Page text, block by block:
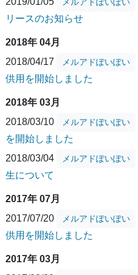
リースのお知らせ
2018年 04月
2018/04/17
メルアドぽいぽい
供用を開始しました
2018年 03月
2018/03/10
メルアドぽいぽい
を開始しました
2018/03/04
メルアドぽいぽい
生について
2017年 07月
2017/07/20
メルアドぽいぽい
供用を開始しました
2017年 03月